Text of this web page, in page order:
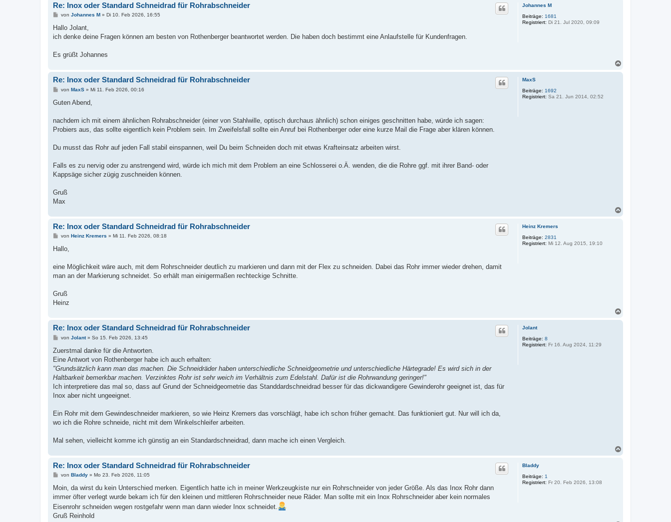
Johannes M
Beiträge: 1681
Registriert: Di 21. Jul 2020, 09:09
Re: Inox oder Standard Schneidrad für Rohrabschneider
B
i
r
von Johannes M» Di 10. Feb 2026, 16:55
Hallo Jolant,
ich denke deine Fragen können am besten von Rothenberger beantwortet werden. Die haben doch bestimmt eine Anlaufstelle für Kundenfragen.
Es grüßt Johannes
MaxS
Beiträge: 1692
Registriert: Sa 21. Jun 2014, 02:52
Re: Inox oder Standard Schneidrad für Rohrabschneider
B
i
a
von MaxS» Mi 11. Feb 2026, 00:16
Guten Abend,
nachdem ich mit einem ähnlichen Rohrabschneider (einer von Stahlwille, optisch durchaus ähnlich) schon einiges geschnitten habe, würde ich sagen:
Probiers aus, das sollte eigentlich kein Problem sein. Im Zweifelsfall sollte ein Anruf bei Rothenberger oder eine kurze Mail die Frage aber klären können.
Du musst das Rohr auf jeden Fall stabil einspannen, weil Du beim Schneiden doch mit etwas Krafteinsatz arbeiten wirst.
Falls es zu nervig oder zu anstrengend wird, würde ich mich mit dem Problem an eine Schlosserei o.Ä. wenden, die die Rohre ggf. mit ihrer Band- oder
Kappsäge sicher zügig zuschneiden können.
Gruß
Max
Heinz Kremers
Beiträge: 2831
Registriert: Mi 12. Aug 2015, 19:10
Re: Inox oder Standard Schneidrad für Rohrabschneider
B
i
a
von Heinz Kremers » Mi 11. Feb 2026, 08:18
Hallo,
eine Möglichkeit wäre auch, mit dem Rohrschneider deutlich zu markieren und dann mit der Flex zu schneiden. Dabei das Rohr immer wieder drehen, damit
man an der Markierung schneidet. So erhält man einigermaßen rechteckige Schnitte.
Gruß
Heinz
Jolant
Beiträge: 8
Registriert: Fr 16. Aug 2024, 11:29
Re: Inox oder Standard Schneidrad für Rohrabschneider
B
i
r
a
von Jolant» So 15. Feb 2026, 13:45
Zuerstmal danke für die Antworten.
Eine Antwort von Rothenberger habe ich auch erhalten:
"Grundsätzlich kann man das machen. Die Schneidräder haben unterschiedliche Schneidgeometrie und unterschiedliche Härtegrade! Es wird sich in der
Haltbarkeit bemerkbar machen. Verzinktes Rohr ist sehr weich im Verhältnis zum Edelstahl. Dafür ist die Rohrwandung geringer!"
Ich interpretiere das mal so, dass auf Grund der Schneidgeometrie das Standdardschneidrad besser für das dickwandigere Gewinderohr geeignet ist, das für
Inox aber nicht ungeeignet.
Ein Rohr mit dem Gewindeschneider markieren, so wie Heinz Kremers das vorschlägt, habe ich schon früher gemacht. Das funktioniert gut. Nur will ich da,
wo ich die Rohre schneide, nicht mit dem Winkelschleifer arbeiten.
Mal sehen, vielleicht komme ich günstig an ein Standardschneidrad, dann mache ich einen Vergleich.
Bladdy
Beiträge: 1
Registriert: Fr 20. Feb 2026, 13:08
Re: Inox oder Standard Schneidrad für Rohrabschneider
B
i
r
g
von Bladdy» Mo 23. Feb 2026, 11:05
Moin, da wirst du kein Unterschied merken. Eigentlich hatte ich in meiner Werkzeugkiste nur ein Rohrschneider von jeder Größe. Als das Inox Rohr dann
immer öfter verlegt wurde bekam ich für den kleinen und mittleren Rohrschneider neue Räder. Man sollte mit ein Inox Rohrschneider aber kein normales
Eisenrohr schneiden wegen rostgefahr wenn man dann wieder Inox schneidet.
Gruß Reinhold